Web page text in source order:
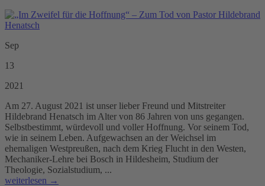
Sep
13
2021
Am 27. August 2021 ist unser lieber Freund und Mitstreiter
Hildebrand Henatsch im Alter von 86 Jahren von uns gegangen.
Selbstbestimmt, würdevoll und voller Hoffnung. Vor seinem Tod,
wie in seinem Leben. Aufgewachsen an der Weichsel im
ehemaligen Westpreußen, nach dem Krieg Flucht in den Westen,
Mechaniker-Lehre bei Bosch in Hildesheim, Studium der
Theologie, Sozialstudium, ...
weiterlesen →